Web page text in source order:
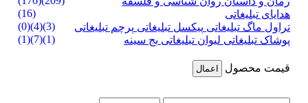
هدایای تبلیغاتی
(16)
تراول ماگ تبلیغاتی
(0) پیکسل تبلیغاتی (4) پرچم تبلیغاتی
(3)
پوشاک تبلیغاتی
(1) لیوان تبلیغاتی (7) بج سینه (1)
قیمت محصول اعمال